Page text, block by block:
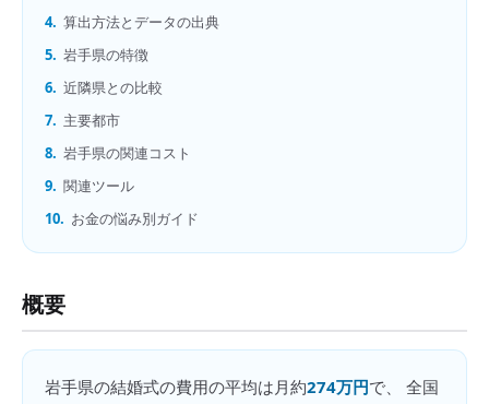
4. 算出方法とデータの出典
5. 岩手県の特徴
6. 近隣県との比較
7. 主要都市
8. 岩手県の関連コスト
9. 関連ツール
10. お金の悩み別ガイド
概要
岩手県の結婚式の費用の平均は月約274万円で、 全国